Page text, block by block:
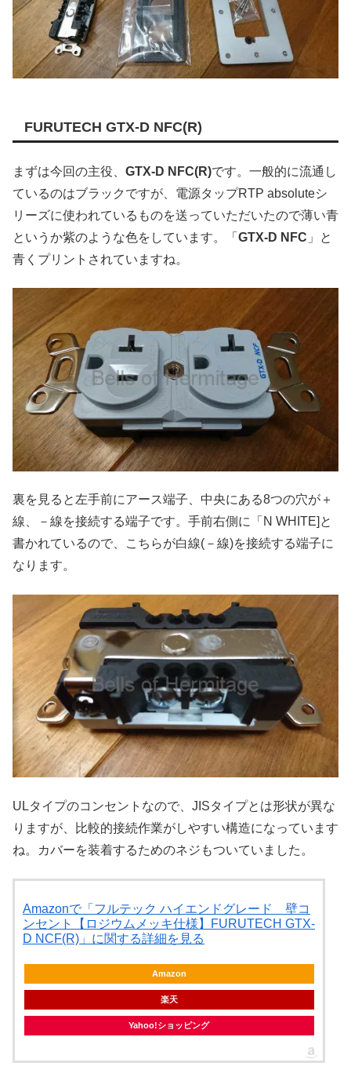
FURUTECH GTX-D NFC(R)
まずは今回の主役、 GTX-D NFC(R)です。一般的に流通し
ているのはブラックですが、電源タップRTP absoluteシ
リーズに使われているものを送っていただいたので薄い青
というか紫のような色をしています。「 GTX-D NFC 」と
青くプリントされていますね。
裏を見ると左手前にアース端子、中央にある8つの穴が＋
線、－線を接続する端子です。手前右側に「N WHITE]と
書かれているので、こちらが白線(－線)を接続する端子に
なります。
ULタイプのコンセントなので、JISタイプとは形状が異な
りますが、比較的接続作業がしやすい構造になっています
ね。カバーを装着するためのネジもついていました。
Amazonで「フルテック ハイエンドグレード 壁コ
ンセント【ロジウムメッキ仕様】FURUTECH GTX-
D NCF(R)」に関する詳細を見る
Amazon
楽天
Yahoo!ショッピング